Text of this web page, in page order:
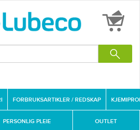
FORBRUKSARTIKLER / REDSKAP
PERSONLIG PLEIE OUTLET